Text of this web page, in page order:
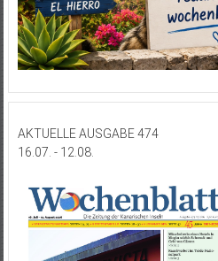
AKTUELLE AUSGABE 474
16.07. - 12.08.